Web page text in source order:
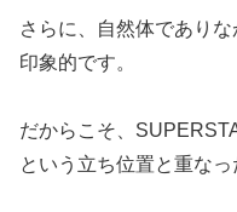
さらに、自然体であり
印象的です。
だからこそ、
という立ち位置と重なっ